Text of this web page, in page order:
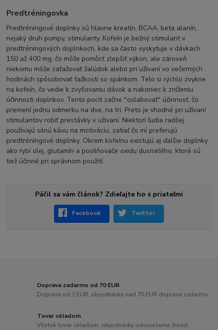
Predtréningovka
Predtréningové doplnky sú hlavne kreatín, BCAA, beta alanín,
nejaký druh pumpy, stimulanty. Kofeín je bežný stimulant v
predtréningových doplnkoch, kde sa často vyskytuje v dávkach
150 až 400 mg, čo môže pomôcť zlepšiť výkon, ale zároveň
niekomu môže zaťažovať žalúdok alebo pri užívaní vo večerných
hodinách spôsobovať ťažkosti so spánkom. Telo si rýchlo zvykne
na kofeín, čo vedie k zvyšovaniu dávok a nakoniec k zníženiu
účinnosti doplnkov. Tento pocit začne "oslabovať" účinnosť, čo
premení jednu odmerku na dve, na tri. Preto je vhodné pri užívaní
stimulantov robiť prestávky v užívaní. Niektorí ľudia radšej
používajú silnú kávu na motiváciu, zatiaľ čo iní preferujú
predtréningové doplnky. Okrem kofeínu existujú aj ďalšie doplnky
ako rybí olej, glutamín a posilňovače oxidu dusnatého, ktoré sú
tiež účinné pri správnom použití.
Páčil sa vám článok? Zdieľajte ho s priateľmi
Facebook Twitter
Doprava zadarmo od 70 EUR
Doprava od 3 EUR, objednávky nad 70 EUR doprava zadarmo.
Tovar skladom
Všetok tovar skladom, objednávky odosielame ihneď.